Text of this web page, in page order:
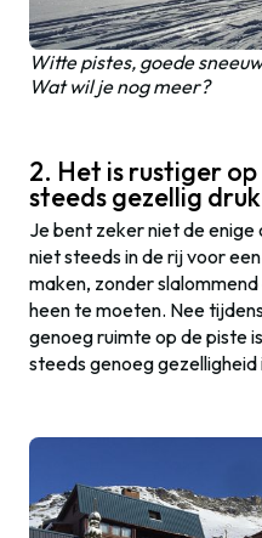
Witte pistes, goede
Wat wil je nog meer?
2. Het is rustiger
steeds gezellig druk
Je bent zeker niet de
niet steeds in de rij voor
maken, zonder
heen te moeten. Nee
genoeg ruimte op de piste
steeds genoeg gezelligheid